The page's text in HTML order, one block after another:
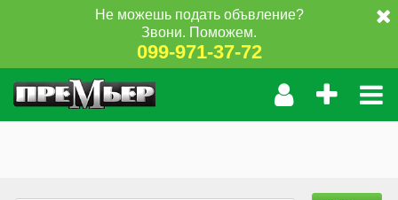
Не можешь подать объвление?
Звони. Поможем.
099-971-37-72